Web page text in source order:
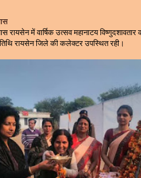
रायसेन में वार्षिक उत्सव महानाटय
रायसेन जिले की कलेक्टर उपस्थित रही।